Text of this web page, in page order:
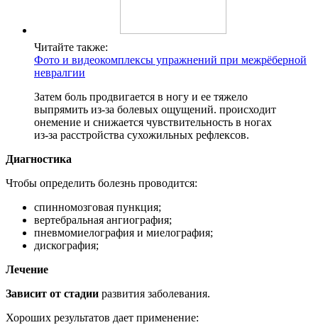
Читайте также:
Фото и видеокомплексы упражнений при межрёберной
невралгии
Затем боль продвигается в ногу и ее тяжело
выпрямить из-за болевых ощущений. происходит
онемение и снижается чувствительность в ногах
из-за расстройства сухожильных рефлексов.
Диагностика
Чтобы определить болезнь проводится:
спинномозговая пункция;
вертебральная ангиография;
пневмомиелография и миелография;
дискография;
Лечение
Зависит от стадии развития заболевания.
Хороших результатов дает применение: